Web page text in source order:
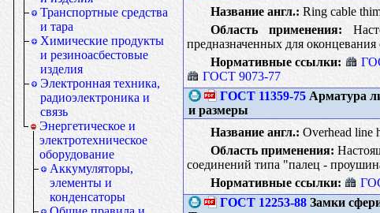
Транспортные средства
и тара
Химические продукты
и резиноасбестовые
изделия
Электронная техника,
радиоэлектроника и
связь
Энергетическое и
электротехническое
оборудование
Аккумуляторы,
элементы и
конденсаторы
Название англ.: Ring cable
Область применения:
предназначенных для
Нормативные ссылки:
ГОСТ 9073-77
ГОСТ 11359-75Арматура
и размеры
Название англ.: Overhead line
Область применения:
соединений типа "палец -
Нормативные ссылки:
ГОСТ 12253-88Замки